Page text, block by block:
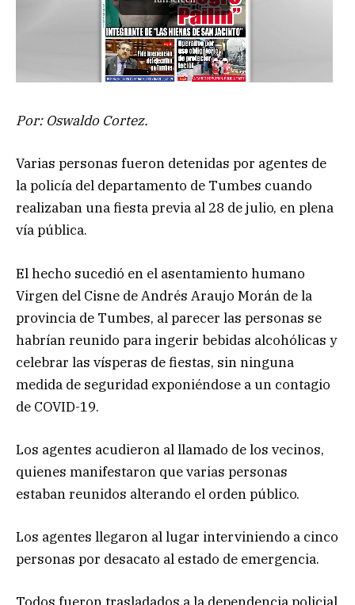
Por: Oswaldo Cortez.
Varias personas fueron detenidas por agentes de
la policía del departamento de Tumbes cuando
realizaban una fiesta previa al 28 de julio, en plena
vía pública.
El hecho sucedió en el asentamiento humano
Virgen del Cisne de Andrés Araujo Morán de la
provincia de Tumbes, al parecer las personas se
habrían reunido para ingerir bebidas alcohólicas y
celebrar las vísperas de fiestas, sin ninguna
medida de seguridad exponiéndose a un contagio
de COVID-19.
Los agentes acudieron al llamado de los vecinos,
quienes manifestaron que varias personas
estaban reunidos alterando el orden público.
Los agentes llegaron al lugar interviniendo a cinco
personas por desacato al estado de emergencia.